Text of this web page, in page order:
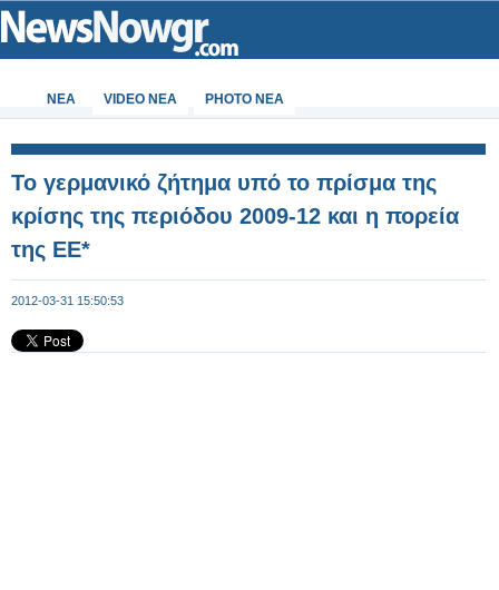
ΝΕΑ VIDEO NEA PHOTO NEA
Το γερμανικό ζήτημα υπό το πρίσμα της
κρίσης της περιόδου 2009-12 και η πορεία
της ΕΕ*
2012-03-31 15:50:53